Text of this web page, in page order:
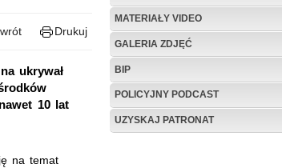
MATERIAŁY VIDEO
GALERIA ZDJĘĆ
BIP
POLICYJNY PODCAST
UZYSKAJ PATRONAT
Drukuj
ukrywał
10 lat
na temat